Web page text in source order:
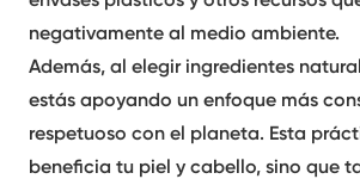
negativamente al medio ambiente.
Además, al elegir ingredientes
estás apoyando un enfoque más
respetuoso con el planeta. Esta
beneficia tu piel y cabello, sino que